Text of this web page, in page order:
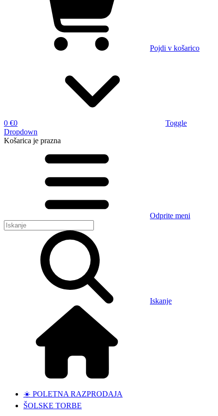
Pojdi v košarico
0 €0
Toggle
Dropdown
Košarica je prazna
Odprite meni
Iskanje
☀️ POLETNA RAZPRODAJA
ŠOLSKE TORBE